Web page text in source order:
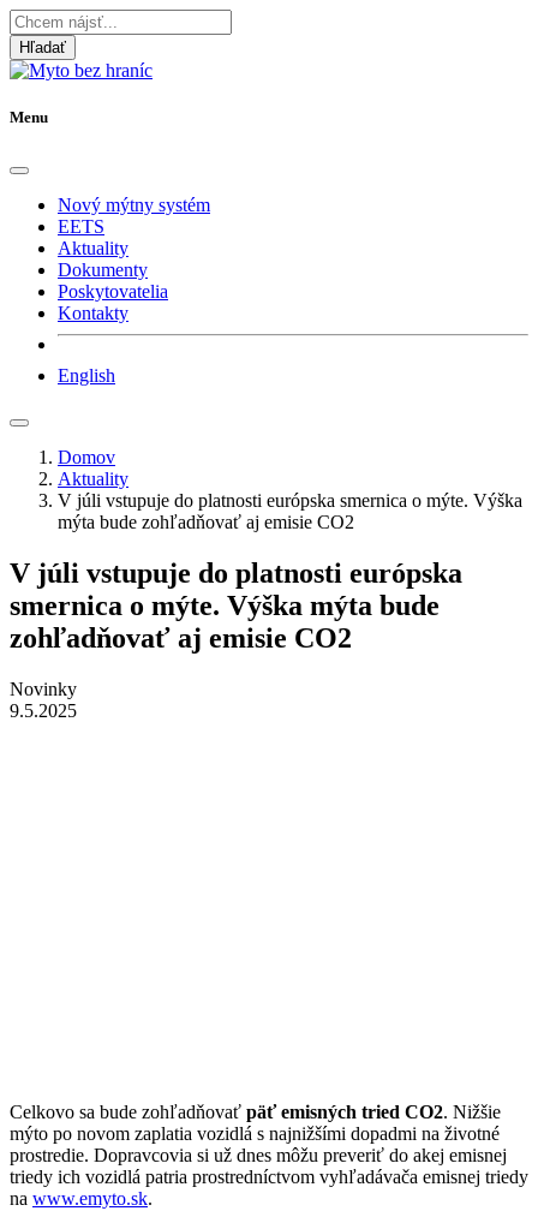
Hľadať
Menu
Nový mýtny systém
EETS
Aktuality
Dokumenty
Poskytovatelia
Kontakty
English
Domov
Aktuality
V júli vstupuje do platnosti európska smernica o mýte. Výška
mýta bude zohľadňovať aj emisie CO2
V júli vstupuje do platnosti európska
smernica o mýte. Výška mýta bude
zohľadňovať aj emisie CO2
Novinky
9.5.2025
Celkovo sa bude zohľadňovať päť emisných tried CO2. Nižšie
mýto po novom zaplatia vozidlá s najnižšími dopadmi na životné
prostredie. Dopravcovia si už dnes môžu preveriť do akej emisnej
triedy ich vozidlá patria prostredníctvom vyhľadávača emisnej triedy
na www.emyto.sk.